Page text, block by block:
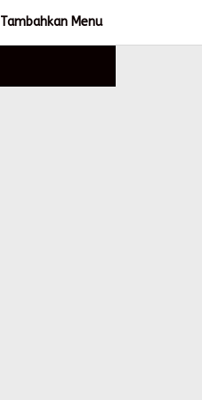
Tambahkan Menu